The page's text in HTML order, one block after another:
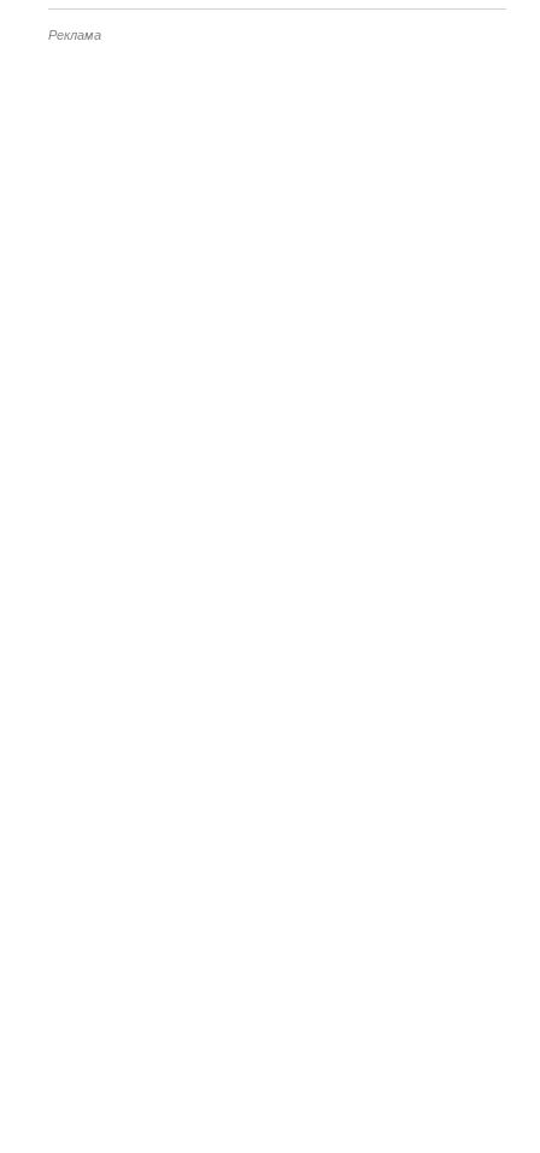
Реклама